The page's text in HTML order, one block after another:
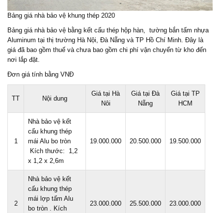
Bảng giá nhà bảo vệ khung thép 2020
Bảng giá nhà bảo vệ bằng kết cấu thép hộp hàn, tường bắn tấm nhựa
Aluminum tại thị trường Hà Nội, Đà Nẵng và TP Hồ Chí Minh. Đây là
giá đã bao gồm thuế và chưa bao gồm chi phí vận chuyển từ kho đến
nơi lắp đặt.
Đơn giá tính bằng VNĐ
TT Nội dung
Giá tại Hà
Nôi
Giá tại Đà
Nẵng
Giá tại TP
HCM
1
Nhà bảo vệ kết
cấu khung thép
mái Alu bo tròn
Kích thước: 1,2
x 1,2 x 2,6m
19.000.000 20.500.000 19.500.000
2
Nhà bảo vệ kết
cấu khung thép
mái lợp tấm Alu
bo tròn . Kích
23.000.000 25.500.000 23.000.000